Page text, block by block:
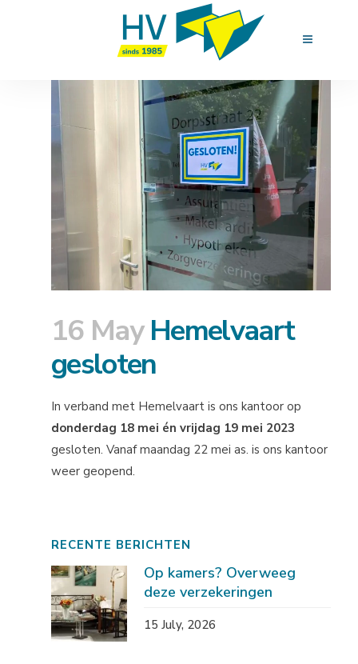
16 MayHemelvaart
gesloten
In verband met Hemelvaart is ons kantoor op
donderdag 18 mei én vrijdag 19 mei 2023
gesloten. Vanaf maandag 22 mei as. is ons kantoor
weer geopend.
RECENTE BERICHTEN
Op kamers? Overweeg
deze verzekeringen
15 July, 2026